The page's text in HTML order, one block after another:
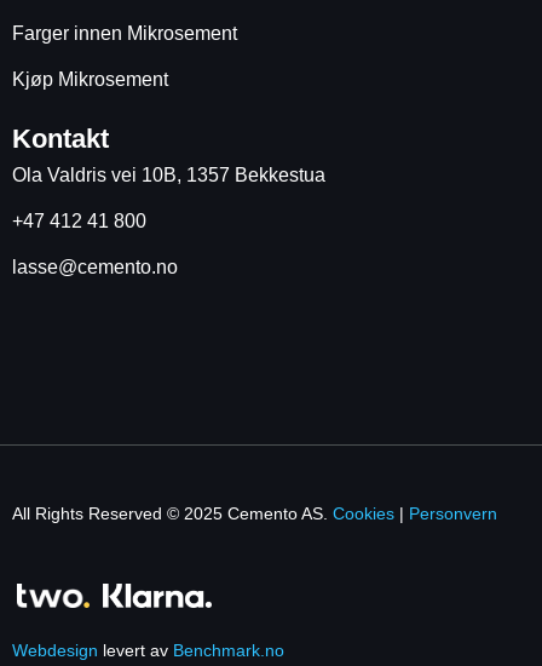
Farger innen Mikrosement
Kjøp Mikrosement
Kontakt
Ola Valdris vei 10B, 1357 Bekkestua
+47 412 41 800
lasse@cemento.no
All Rights Reserved © 2025 Cemento AS. Cookies | Personvern
Webdesign levert av Benchmark.no